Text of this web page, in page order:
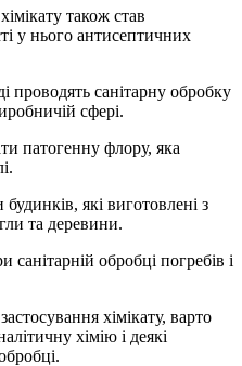
також став
у нього антисептичних
проводять санітарну обробку
сфері.
патогенну флору, яка
які виготовлені з
та деревини.
обробці погребів і
хімікату, варто
хімію і деякі